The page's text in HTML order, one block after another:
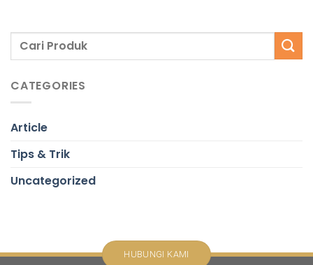
CATEGORIES
Article
Tips & Trik
Uncategorized
HUBUNGI KAMI